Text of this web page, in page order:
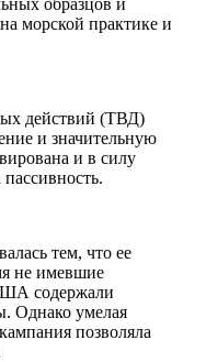
морской практике и
действий (ТВД)
и значительную
и в силу
тем, что ее
не имевшие
содержали
Однако умелая
позволяла